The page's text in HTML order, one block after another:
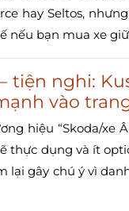
hay Seltos,
nếu bạn mua xe giữ
tiện nghi:
vào
hiệu “Skoda/xe
thực dụng và ít
lại gây chú ý vì